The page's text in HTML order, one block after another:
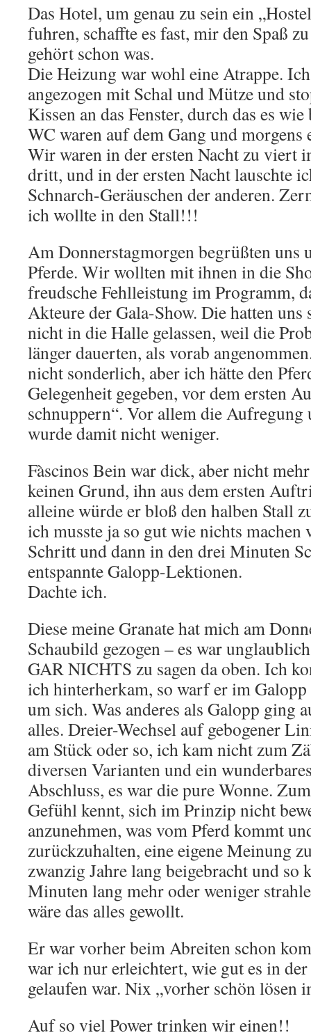
Das Hotel, um genau zu sein ein
fuhren, schaffte es fast, mir den Spaß
gehört schon was.
Die Heizung war wohl eine Atrappe.
angezogen mit Schal und Mütze und
Kissen an das Fenster, durch das es
WC waren auf dem Gang und morgens
Wir waren in der ersten Nacht zu viert
dritt, und in der ersten Nacht lauschte
Schnarch-Geräuschen der anderen.
ich wollte in den Stall!!!
Am Donnerstagmorgen begrüßten uns
Pferde. Wir wollten mit ihnen in die
freudsche Fehlleistung im Programm,
Akteure der Gala-Show. Die hatten uns
nicht in die Halle gelassen, weil die
länger dauerten, als vorab
nicht sonderlich, aber ich hätte den
Gelegenheit gegeben, vor dem ersten
schnuppern“. Vor allem die Aufregung
wurde damit nicht weniger.
Fàscinos Bein war dick, aber nicht
keinen Grund, ihn aus dem ersten
alleine würde er bloß den halben Stall
ich musste ja so gut wie nichts machen
Schritt und dann in den drei Minuten
entspannte Galopp-Lektionen.
Dachte ich.
Diese meine Granate hat mich am
Schaubild gezogen – es war
GAR NICHTS zu sagen da oben. Ich
ich hinterherkam, so warf er im
um sich. Was anderes als Galopp ging
alles. Dreier-Wechsel auf gebogener
am Stück oder so, ich kam nicht zum
diversen Varianten und ein
Abschluss, es war die pure Wonne.
Gefühl kennt, sich im Prinzip nicht
anzunehmen, was vom Pferd kommt
zurückzuhalten, eine eigene Meinung
zwanzig Jahre lang beigebracht und so
Minuten lang mehr oder weniger
wäre das alles gewollt.
Er war vorher beim Abreiten schon
war ich nur erleichtert, wie gut es in
gelaufen war. Nix „vorher schön
Auf so viel Power trinken wir einen!!